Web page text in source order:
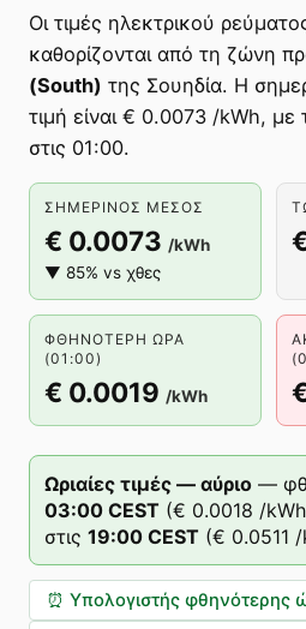
Οι τιμές ηλεκτρικού
καθορίζονται από τη ζώνη
(South) της Σουηδία. Η
τιμή είναι € 0.0073 /kWh,
στις 01:00.
ΣΗΜΕΡΙΝΌΣ ΜΈΣΟΣ
€ 0.0073 /kWh
▼ 85% vs χθες
ΦΘΗΝΌΤΕΡΗ ΏΡΑ
(01:00)
€ 0.0019 /kWh
Ωριαίες τιμές — αύριο —
03:00 CEST (€ 0.0018 /
στις 19:00 CEST (€ 0.0511 /
⏰ Υπολογιστής φθηνότερης